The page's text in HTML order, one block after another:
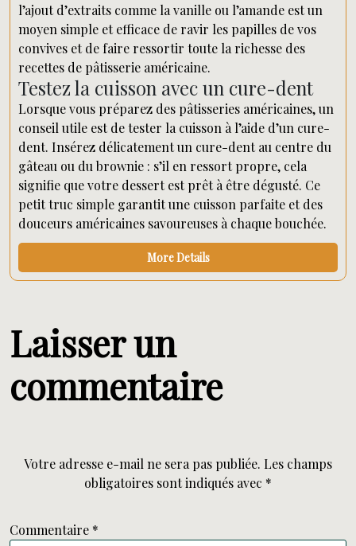
l’ajout d’extraits comme la vanille ou l’amande est un
moyen simple et efficace de ravir les papilles de vos
convives et de faire ressortir toute la richesse des
recettes de pâtisserie américaine.
Testez la cuisson avec un cure-dent
Lorsque vous préparez des pâtisseries américaines, un
conseil utile est de tester la cuisson à l’aide d’un cure-
dent. Insérez délicatement un cure-dent au centre du
gâteau ou du brownie : s’il en ressort propre, cela
signifie que votre dessert est prêt à être dégusté. Ce
petit truc simple garantit une cuisson parfaite et des
douceurs américaines savoureuses à chaque bouchée.
More Details
Laisser un
commentaire
Votre adresse e-mail ne sera pas publiée. Les champs
obligatoires sont indiqués avec *
Commentaire *